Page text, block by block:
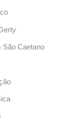
São Caetano